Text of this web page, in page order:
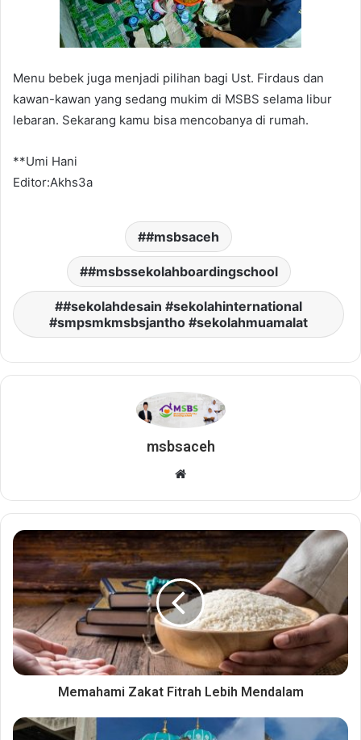
Menu bebek juga menjadi pilihan bagi Ust. Firdaus dan
kawan-kawan yang sedang mukim di MSBS selama libur
lebaran. Sekarang kamu bisa mencobanya di rumah.
**Umi Hani
Editor:Akhs3a
#msbsaceh
#msbssekolahboardingschool
#sekolahdesain #sekolahinternational
#smpsmkmsbsjantho #sekolahmuamalat
msbsaceh
b
s
i
t
e
Memahami Zakat Fitrah Lebih Mendalam